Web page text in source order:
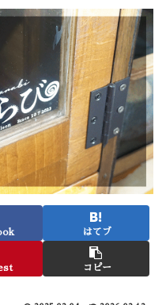
はてブ
コピー